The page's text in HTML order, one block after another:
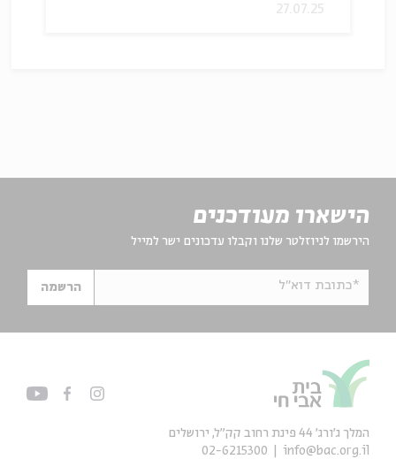
27.07.25
הישארו מעודכנים
הירשמו לניוזלטר שלנו וקבלו עדכונים ישר למייל
*כתובת דוא"ל הרשמה
המלך ג'ורג' 44 פינת רחוב קק״ל, ירושלים
info@bac.org.il
02-6215300